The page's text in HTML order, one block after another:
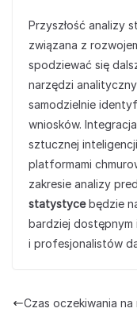
Przyszłość analizy
związana z
spodziewać się
narzędzi
samodzielnie
wniosków.
sztucznej
platformami
zakresie analizy
statystycebędzie
bardziej dostępnym
i profesjonalistów
Czas oczekiwania